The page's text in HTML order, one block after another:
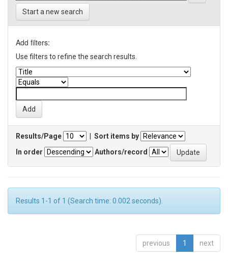
Start a new search
Add filters:
Use filters to refine the search results.
Results/Page
Sort items by
In order
Authors/record
Results 1-1 of 1 (Search time: 0.002 seconds).
previous 1 next